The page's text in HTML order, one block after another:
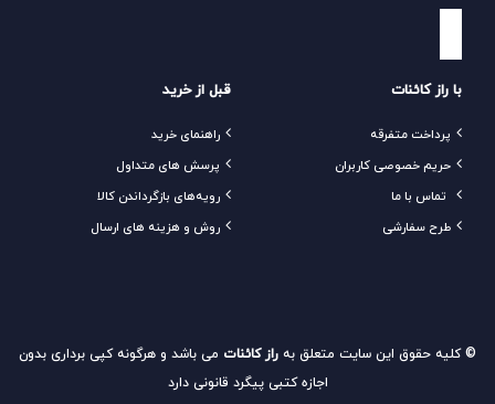
قبل از خرید
راهنمای خرید
پرسش های متداول
رویه‌های بازگرداندن کالا
روش و هزینه های ارسال
با راز کائنات
پرداخت متفرقه
حریم خصوصی کاربران
تماس با ما
طرح سفارشی
© کلیه حقوق این سایت متعلق به راز کائنات می باشد و هرگونه کپی برداری بدون
اجازه کتبی پیگرد قانونی دارد